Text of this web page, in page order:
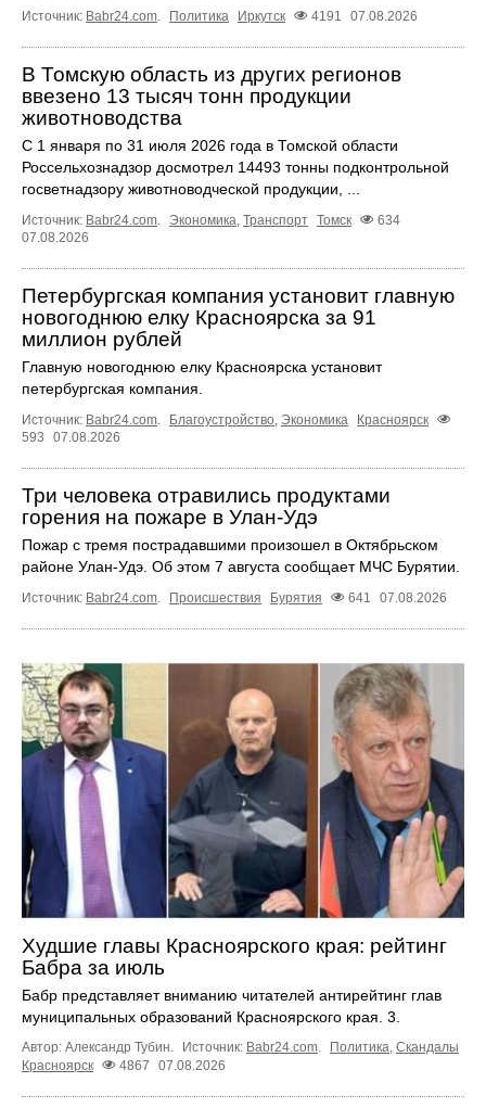
Источник: Babr24.com. Политика Иркутск 4191 07.08.2026
В Томскую область из других регионов
ввезено 13 тысяч тонн продукции
животноводства
С 1 января по 31 июля 2026 года в Томской области
Россельхознадзор досмотрел 14493 тонны подконтрольной
госветнадзору животноводческой продукции, ...
Источник: Babr24.com. Экономика, Транспорт Томск
634
07.08.2026
Петербургская компания установит главную
новогоднюю елку Красноярска за 91
миллион рублей
Главную новогоднюю елку Красноярска установит
петербургская компания.
Источник: Babr24.com. Благоустройство, Экономика
Красноярск
593
07.08.2026
Три человека отравились продуктами
горения на пожаре в Улан-Удэ
Пожар с тремя пострадавшими произошел в Октябрьском
районе Улан-Удэ. Об этом 7 августа сообщает МЧС Бурятии.
Источник: Babr24.com. Происшествия Бурятия 641 07.08.2026
Худшие главы Красноярского края: рейтинг
Бабра за июль
Бабр представляет вниманию читателей антирейтинг глав
муниципальных образований Красноярского края. 3.
Автор: Александр Тубин. Источник: Babr24.com. Политика, Скандалы
Красноярск
4867 07.08.2026